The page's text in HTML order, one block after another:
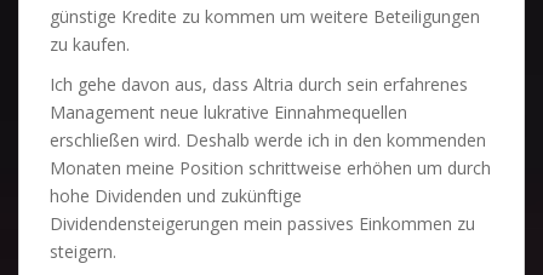
günstige Kredite zu kommen um weitere Beteiligungen
zu kaufen.
Ich gehe davon aus, dass Altria durch sein erfahrenes
Management neue lukrative Einnahmequellen
erschließen wird. Deshalb werde ich in den kommenden
Monaten meine Position schrittweise erhöhen um durch
hohe Dividenden und zukünftige
Dividendensteigerungen mein passives Einkommen zu
steigern.